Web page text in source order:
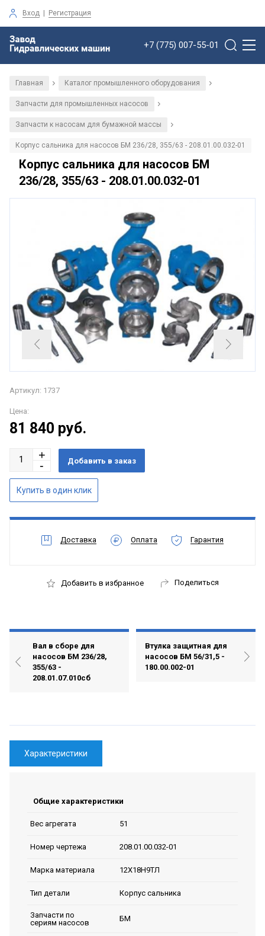
Вход | Регистрация
+7 (775) 007-55-01
Главная / Каталог промышленного оборудования /
Запчасти для промышленных насосов /
Запчасти к насосам для бумажной массы /
Корпус сальника для насосов БМ 236/28, 355/63 - 208.01.00.032-01
Корпус сальника для насосов БМ
236/28, 355/63 - 208.01.00.032-01
Артикул: 1737
Цена:
81 840 руб.
Доставка Оплата Гарантия
Добавить в избранное Поделиться
Вал в сборе для
насосов БМ 236/28,
355/63 -
208.01.07.010сб
Втулка защитная для
насосов БМ 56/31,5 -
180.00.002-01
Характеристики
Общие характеристики
Вес агрегата 51
Номер чертежа 208.01.00.032-01
Марка материала 12Х18Н9ТЛ
Тип детали Корпус сальника
Запчасти по
сериям насосов
БМ